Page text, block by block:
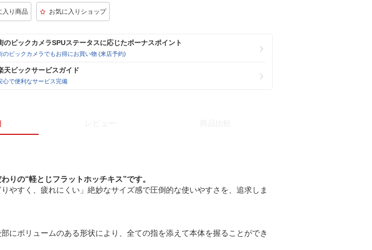
のビックカメラSPUステータスに応じたボーナスポイント
のビックカメラでもお得にお買い物 (来店予約)
天ビックサービスガイド
心で便利なサービス完備
りの“軽とじフラットホッチキス”です。
やすく、疲れにくい」絶妙なサイズ感で圧倒的な使いやすさを、追求しま
にボリュームのある形状により、全ての指を添えて本体を握ることができ